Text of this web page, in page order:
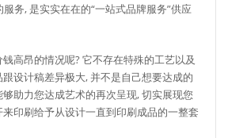
务, 是实实在在的“一站式品牌服务”供应
高昂的情况呢? 它不存在特殊的工艺以及
设计稿差异极大, 并不是自己想要达成的
助力您达成艺术的再次呈现, 切实展现您
印刷给予从设计一直到印刷成品的一整套